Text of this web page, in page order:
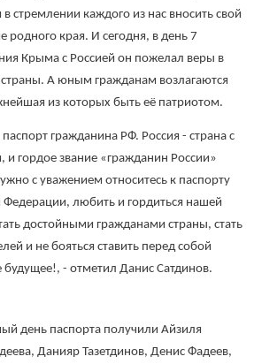
стремлении каждого из нас вносить свой
родного края. И сегодня, в день 7
Крыма с Россией он пожелал веры в
А юным гражданам возлагаются
из которых быть её патриотом.
гражданина РФ. Россия - страна с
и гордое звание «гражданин России»
с уважением относитесь к паспорту
Федерации, любить и гордиться нашей
достойными гражданами страны, стать
и не бояться ставить перед собой
- отметил Данис Сатдинов.
день паспорта получили Айзиля
Данияр Тазетдинов, Денис Фадеев,